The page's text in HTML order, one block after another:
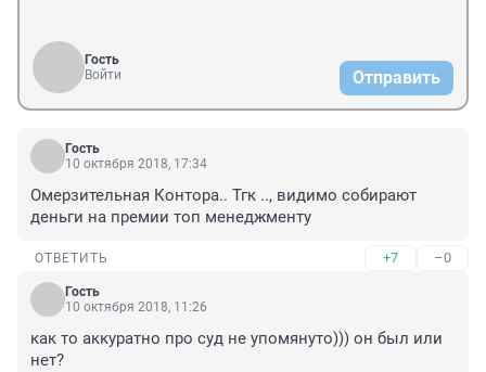
Гость
Войти
Отправить
Гость
10 октября 2018, 17:34
Омерзительная Контора.. Тгк .., видимо собирают
деньги на премии топ менеджменту
ОТВЕТИТЬ +7 –0
Гость
10 октября 2018, 11:26
как то аккуратно про суд не упомянуто))) он был или
нет?